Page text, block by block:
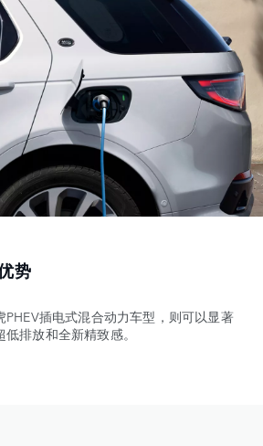
势
插电式混合动力车型，则可以显著
排放和全新精致感。